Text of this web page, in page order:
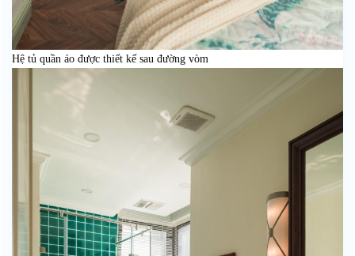
Hệ tủ quần áo được thiết kế sau đường vòm